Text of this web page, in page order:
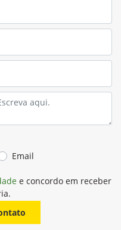
Email
e concordo em receber